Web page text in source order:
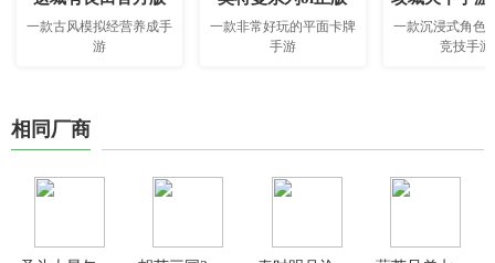
一款古风模拟经营养成手
游
一款非常好玩的平面卡牌
手游
一款沉浸式角色
竞技手游
相同厂商